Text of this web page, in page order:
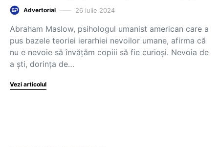
Advertorial 26 iulie 2024
Abraham Maslow, psihologul umanist american care a
pus bazele teoriei ierarhiei nevoilor umane, afirma că
nu e nevoie să învățăm copiii să fie curioși. Nevoia de
a ști, dorința de…
Vezi articolul